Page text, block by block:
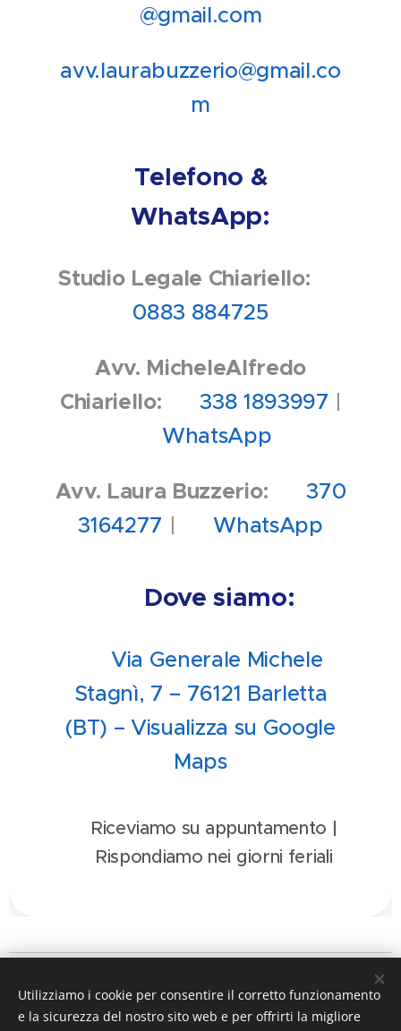
@gmail.com
avv.laurabuzzerio@gmail.co
m
📞 Telefono & 💬
WhatsApp:
Studio Legale Chiariello:
0883 884725
Avv. MicheleAlfredo
Chiariello:
📞 338 1893997 |
💬 WhatsApp
Avv. Laura Buzzerio:
📞 370
3164277 | 💬 WhatsApp
📍 Dove siamo:
📌 Via Generale Michele
Stagnì, 7 – 76121 Barletta
(BT) – Visualizza su Google
Maps
📅 Riceviamo su appuntamento |
🕒 Rispondiamo nei giorni feriali
a cura dell'avv. MicheleAlfredo Chiariello
maililperiscopiodeldiritto@gmail.com
Utilizziamo i cookie per consentire il corretto funzionamento
e la sicurezza del nostro sito web e per offrirti la migliore